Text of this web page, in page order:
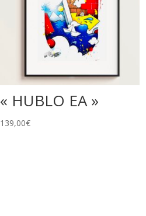
« HUBLO EA »
139,00€